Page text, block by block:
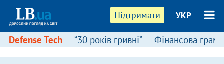
Підтримати УКР
Defense Tech “30 років гривні” Фінансова